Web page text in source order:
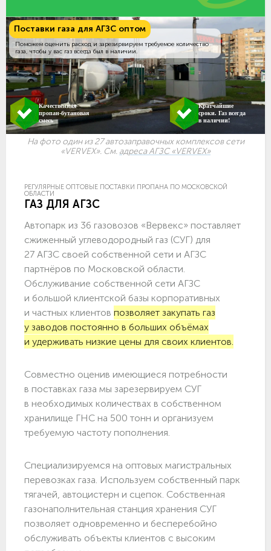
Поставки газа для АГЗС оптом
Поможем оценить расход и зарезирвируем требуемое количество
газа, чтобы у вас газ всегда был в наличии.
Качественная
пропан-бутановая
смесь
Кратчайшие
сроки. Газ всегда
в наличии!
На фото один из 27 автозаправочных комплексов сети
«VERVEX». См. адреса АГЗС «VERVEX»
РЕГУЛЯРНЫЕ ОПТОВЫЕ ПОСТАВКИ ПРОПАНА ПО МОСКОВСКОЙ
ОБЛАСТИ
ГАЗ ДЛЯ АГЗС
Автопарк из 36 газовозов «Вервекс» поставляет
сжиженный углеводородный газ (СУГ) для
27 АГЗС своей собственной сети и АГЗС
партнёров по Московской области.
Обслуживание собственной сети АГЗС
и большой клиентской базы корпоративных
и частных клиентов позволяет закупать газ
у заводов постоянно в больших объёмах
и удерживать низкие цены для своих клиентов.
Совместно оценив имеющиеся потребности
в поставках газа мы зарезервируем СУГ
в необходимых количествах в собственном
хранилище ГНС на 500 тонн и организуем
требуемую частоту пополнения.
Специализируемся на оптовых магистральных
перевозках газа. Используем собственный парк
тягачей, автоцистерн и сцепок. Собственная
газонаполнительная станция хранения СУГ
позволяет одновременно и бесперебойно
обслуживать объекты клиентов с высоким